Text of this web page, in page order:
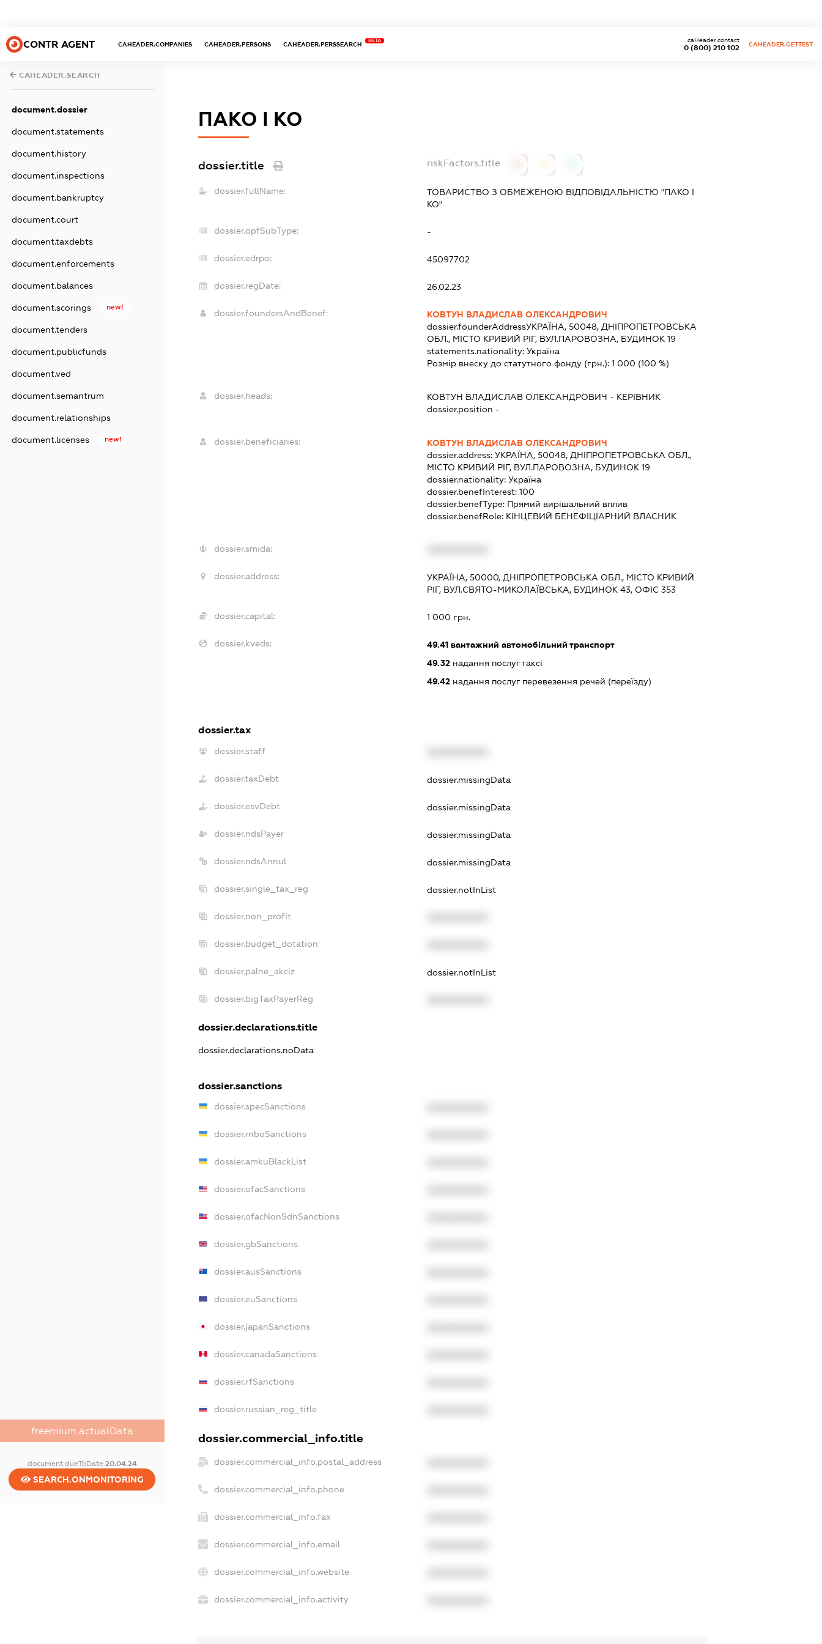
CONTR AGENT CAHEADER.COMPANIES CAHEADER.PERSONS CAHEADER.PERSSEARCH
BETA
0 (800) 210 102
caHeader.contact
CAHEADER.GETTEST
CAHEADER.SEARCH
document.dossier
document.statements
document.history
document.inspections
document.bankruptcy
document.court
document.taxdebts
document.enforcements
document.balances
document.scorings new!
document.tenders
document.publicfunds
document.ved
document.semantrum
document.relationships
document.licenses new!
freemium.actualData
document.dueToDate 20.04.24
SEARCH.ONMONITORING
ПАКО І КО
dossier.title riskFactors.title
dossier.fullName:
ТОВАРИСТВО З ОБМЕЖЕНОЮ ВІДПОВІДАЛЬНІСТЮ "ПАКО І
КО"
dossier.opfSubType: -
dossier.edrpo: 45097702
dossier.regDate: 26.02.23
dossier.foundersAndBenef:
КОВТУН ВЛАДИСЛАВ ОЛЕКСАНДРОВИЧ
dossier.founderAddressУКРАЇНА, 50048, ДНІПРОПЕТРОВСЬКА
ОБЛ., МІСТО КРИВИЙ РІГ, ВУЛ.ПАРОВОЗНА, БУДИНОК 19
statements.nationality: Україна
Розмір внеску до статутного фонду (грн.): 1 000 (100 %)
dossier.heads: КОВТУН ВЛАДИСЛАВ ОЛЕКСАНДРОВИЧ - КЕРІВНИК
dossier.position -
dossier.beneficiaries:
КОВТУН ВЛАДИСЛАВ ОЛЕКСАНДРОВИЧ
dossier.address: УКРАЇНА, 50048, ДНІПРОПЕТРОВСЬКА ОБЛ.,
МІСТО КРИВИЙ РІГ, ВУЛ.ПАРОВОЗНА, БУДИНОК 19
dossier.nationality: Україна
dossier.benefInterest: 100
dossier.benefType: Прямий вирішальний вплив
dossier.benefRole: КІНЦЕВИЙ БЕНЕФІЦІАРНИЙ ВЛАСНИК
dossier.smida:
dossier.address:
УКРАЇНА, 50000, ДНІПРОПЕТРОВСЬКА ОБЛ., МІСТО КРИВИЙ
РІГ, ВУЛ.СВЯТО-МИКОЛАЇВСЬКА, БУДИНОК 43, ОФІС 353
dossier.capital: 1 000 грн.
dossier.kveds: 49.41вантажний автомобільний транспорт
49.32надання послуг таксі
49.42надання послуг перевезення речей (переїзду)
dossier.tax
dossier.staff
dossier.taxDebt dossier.missingData
dossier.esvDebt dossier.missingData
dossier.ndsPayer dossier.missingData
dossier.ndsAnnul dossier.missingData
dossier.single_tax_reg dossier.notInList
dossier.non_profit
dossier.budget_dotation
dossier.palne_akciz dossier.notInList
dossier.bigTaxPayerReg
dossier.declarations.title
dossier.declarations.noData
dossier.sanctions
dossier.specSanctions
dossier.rnboSanctions
dossier.amkuBlackList
dossier.ofacSanctions
dossier.ofacNonSdnSanctions
dossier.gbSanctions
dossier.ausSanctions
dossier.euSanctions
dossier.japanSanctions
dossier.canadaSanctions
dossier.rfSanctions
dossier.russian_reg_title
dossier.commercial_info.title
dossier.commercial_info.postal_address
dossier.commercial_info.phone
dossier.commercial_info.fax
dossier.commercial_info.email
dossier.commercial_info.website
dossier.commercial_info.activity